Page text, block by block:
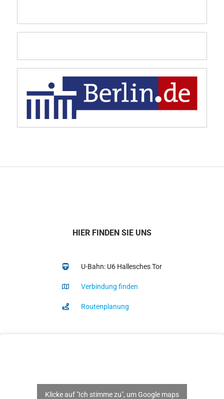
HIER FINDEN SIE UNS
U-Bahn: U6 Hallesches Tor
Verbindung finden
Routenplanung
Klicke auf "Ich stimme zu", um Google maps